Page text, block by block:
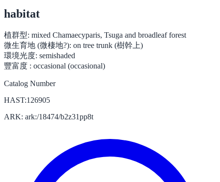
habitat
植群型: mixed Chamaecyparis, Tsuga and broadleaf forest
微生育地 (微棲地?): on tree trunk (樹幹上)
環境光度: semishaded
豐富度 : occasional (occasional)
Catalog Number
HAST:126905
ARK: ark:/18474/b2z31pp8t